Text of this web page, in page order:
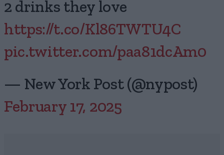
2 drinks they love
https://t.co/Kl86TWTU4C
pic.twitter.com/paa81dcAm0
— New York Post (@nypost)
February 17, 2025